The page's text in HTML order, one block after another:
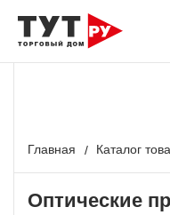
Главная Каталог
Оптические